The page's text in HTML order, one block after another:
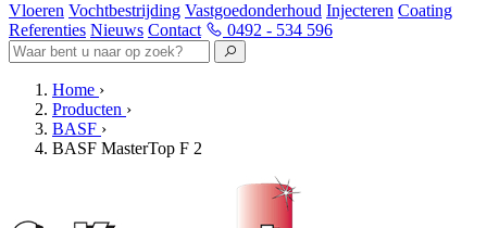
Vloeren Vochtbestrijding Vastgoedonderhoud Injecteren Coating
Referenties Nieuws Contact 0492 - 534 596
Home ›
Producten ›
BASF ›
BASF MasterTop F 2